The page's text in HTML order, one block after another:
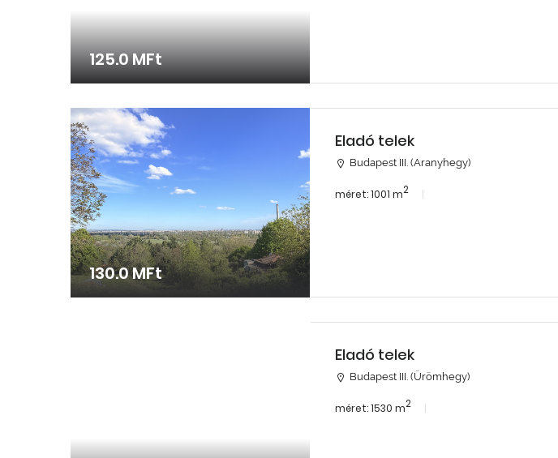
125.0 MFt
130.0 MFt
Eladó telek
Budapest III. (Aranyhegy)
méret: 1001 m2
Eladó telek
Budapest III. (Ürömhegy)
méret: 1530 m2